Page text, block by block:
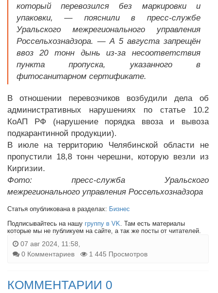
который перевозился без маркировки и
упаковки, — пояснили в пресс-службе
Уральского межрегионального управления
Россельхознадзора. — А 5 августа запрещён
ввоз 20 тонн дынь из-за несоответствия
пункта пропуска, указанного в
фитосанитарном сертификате.
В отношении перевозчиков возбудили дела об
административных нарушениях по статье 10.2
КоАП РФ (нарушение порядка ввоза и вывоза
подкарантинной продукции).
В июле на территорию Челябинской области не
пропустили 18,8 тонн черешни, которую везли из
Киргизии.
Фото: пресс-служба Уральского
межрегионального управления Россельхознадзора
Статья опубликована в разделах: Бизнес
Подписывайтесь на нашу группу в VK. Там есть материалы
которые мы не публикуем на сайте, а так же посты от читателей.
07 авг 2024, 11:58,
0 Комментариев
1 445 Просмотров
КОММЕНТАРИИ 0